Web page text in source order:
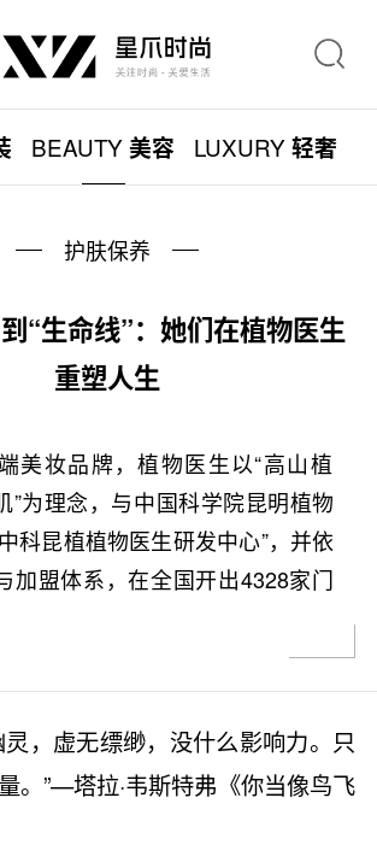
BEAUTY美容 LUXURY轻奢
护肤保养
“生命线”：她们在植物医生
重塑人生
美妆品牌，植物医生以“高山植
”为理念，与中国科学院昆明植物
科昆植植物医生研发中心”，并依
加盟体系，在全国开出4328家门
灵，虚无缥缈，没什么影响力。只
。”—塔拉·韦斯特弗《你当像鸟飞